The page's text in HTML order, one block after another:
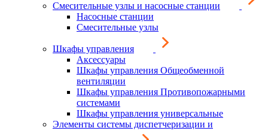
Смесительные узлы и насосные станции
Насосные станции
Смесительные узлы
Шкафы управления
Аксессуары
Шкафы управления Общеобменной
вентиляции
Шкафы управления Противопожарными
системами
Шкафы управления универсальные
Элементы системы диспетчеризации и